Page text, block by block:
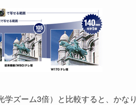
学ズーム3倍）と比較すると、かなり